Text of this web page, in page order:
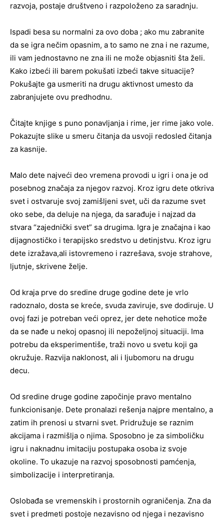
razvoja, postaje društveno i razpoloženo za saradnju.
Ispadi besa su normalni za ovo doba ; ako mu zabranite
da se igra nečim opasnim, a to samo ne zna i ne razume,
ili vam jednostavno ne zna ili ne može objasniti šta želi.
Kako izbeći ili barem pokušati izbeći takve situacije?
Pokušajte ga usmeriti na drugu aktivnost umesto da
zabranjujete ovu predhodnu.
Čitajte knjige s puno ponavljanja i rime, jer rime jako vole.
Pokazujte slike u smeru čitanja da usvoji redosled čitanja
za kasnije.
Malo dete najveći deo vremena provodi u igri i ona je od
posebnog značaja za njegov razvoj. Kroz igru dete otkriva
svet i ostvaruje svoj zamišljeni svet, uči da razume svet
oko sebe, da deluje na njega, da sarađuje i najzad da
stvara “zajednički svet” sa drugima. Igra je značajna i kao
dijagnostičko i terapijsko sredstvo u detinjstvu. Kroz igru
dete izražava,ali istovremeno i razrešava, svoje strahove,
ljutnje, skrivene želje.
Od kraja prve do sredine druge godine dete je vrlo
radoznalo, dosta se kreće, svuda zaviruje, sve dodiruje. U
ovoj fazi je potreban veći oprez, jer dete nehotice može
da se nađe u nekoj opasnoj ili nepoželjnoj situaciji. Ima
potrebu da eksperimentiše, traži novo u svetu koji ga
okružuje. Razvija naklonost, ali i ljubomoru na drugu
decu.
Od sredine druge godine započinje pravo mentalno
funkcionisanje. Dete pronalazi rešenja najpre mentalno, a
zatim ih prenosi u stvarni svet. Pridružuje se raznim
akcijama i razmišlja o njima. Sposobno je za simboličku
igru i naknadnu imitaciju postupaka osoba iz svoje
okoline. To ukazuje na razvoj sposobnosti pamćenja,
simbolizacije i interpretiranja.
Oslobađa se vremenskih i prostornih ograničenja. Zna da
svet i predmeti postoje nezavisno od njega i nezavisno